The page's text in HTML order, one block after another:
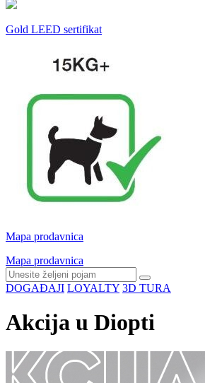
Gold LEED sertifikat
Mapa prodavnica
Mapa prodavnica
DOGAĐAJI LOYALTY 3D TURA
Akcija u Diopti